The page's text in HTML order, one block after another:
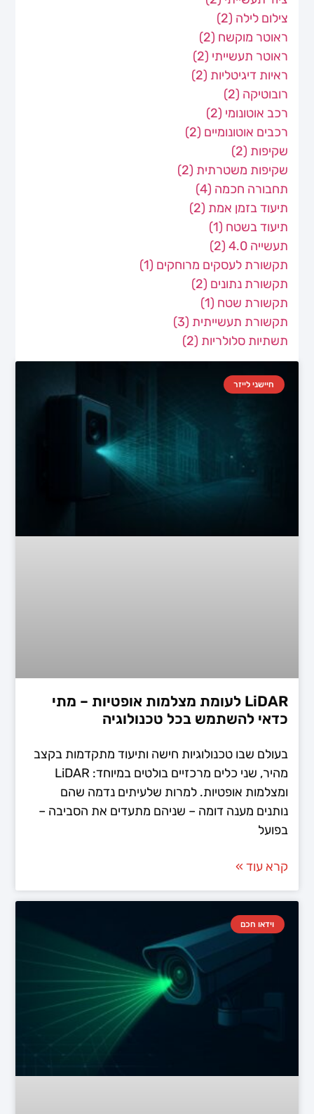
חיישני לייזר
LiDAR לעומת מצלמות אופטיות – מתי
כדאי להשתמש בכל טכנולוגיה
בעולם שבו טכנולוגיות חישה ותיעוד מתקדמות בקצב
מהיר, שני כלים מרכזיים בולטים במיוחד: LiDAR
ומצלמות אופטיות. למרות שלעיתים נדמה שהם
נותנים מענה דומה – שניהם מתעדים את הסביבה –
בפועל
קרא עוד »
וידאו חכם
צילום לילה (2)
ראוטר מוקשח (2)
ראוטר תעשייתי (2)
ראיות דיגיטליות (2)
רובוטיקה (2)
רכב אוטונומי (2)
רכבים אוטונומיים (2)
שקיפות (2)
שקיפות משטרתית (2)
תחבורה חכמה (4)
תיעוד בזמן אמת (2)
תיעוד בשטח (1)
תעשייה 4.0
(2)
תקשורת לעסקים מרוחקים (1)
תקשורת נתונים (2)
תקשורת שטח (1)
תקשורת תעשייתית (3)
תשתיות סלולריות (2)